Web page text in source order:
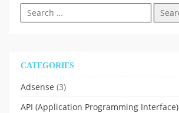
Search
for:
CATEGORIES
Adsense (3)
API (Application Programming Interface)